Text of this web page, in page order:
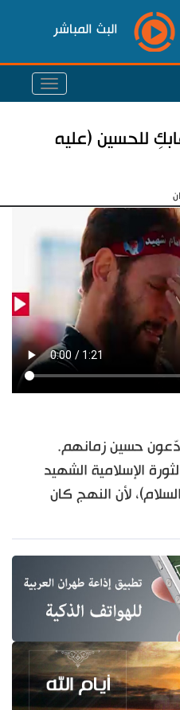
البث المباشر
للحسين (عليه
حسين زمانهم.
الإسلامية الشهيد
لأن النهج كان